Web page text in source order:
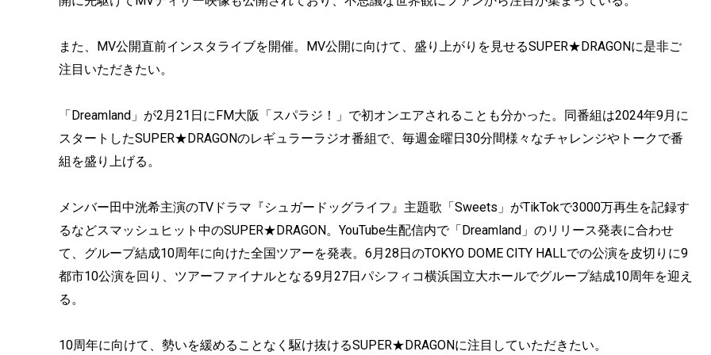
また、MV公開直前インスタライブを開催。MV公開に向けて、盛り上がりを見せるSUPER★DRAGONに是非ご
注目いただきたい。
「Dreamland」が2月21日にFM大阪「スパラジ！」で初オンエアされることも分かった。同番組は2024年9月に
スタートしたSUPER★DRAGONのレギュラーラジオ番組で、毎週金曜日30分間様々なチャレンジやトークで番
組を盛り上げる。
メンバー田中洸希主演のTVドラマ『シュガードッグライフ』主題歌「Sweets」がTikTokで3000万再生を記録す
るなどスマッシュヒット中のSUPER★DRAGON。YouTube生配信内で「Dreamland」のリリース発表に合わせ
て、グループ結成10周年に向けた全国ツアーを発表。6月28日のTOKYO DOME CITY HALLでの公演を皮切りに9
都市10公演を回り、ツアーファイナルとなる9月27日パシフィコ横浜国立大ホールでグループ結成10周年を迎え
る。
10周年に向けて、勢いを緩めることなく駆け抜けるSUPER★DRAGONに注目していただきたい。